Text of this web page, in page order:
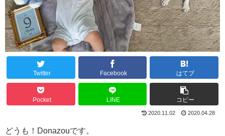
Twitter Facebook はてブ
Pocket LINE コピー
2020.11.02 2020.04.28
どうも！Donazouです。